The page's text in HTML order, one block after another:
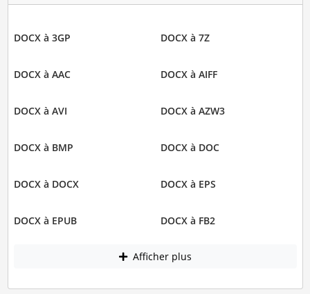
DOCX à 3GP DOCX à 7Z
DOCX à AAC DOCX à AIFF
DOCX à AVI DOCX à AZW3
DOCX à BMP DOCX à DOC
DOCX à DOCX DOCX à EPS
DOCX à EPUB DOCX à FB2
Afficher plus